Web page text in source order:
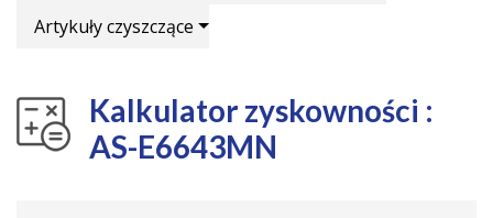
Artykuły czyszczące
Kalkulator zyskowności :
AS-E6643MN